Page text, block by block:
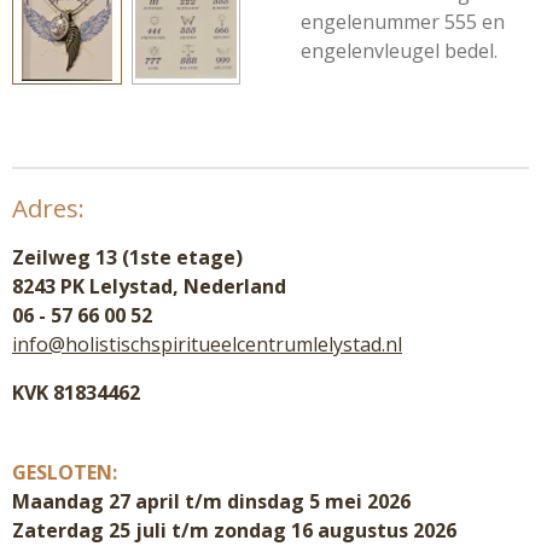
engelenummer 555 en
engelenvleugel bedel.
Adres:
Zeilweg 13 (1ste etage)
8243 PK Lelystad, Nederland
06 - 57 66 00 52
info@holistischspiritueelcentrumlelystad.nl
KVK 81834462
GESLOTEN:
Maandag 27 april t/m dinsdag 5 mei 2026
Zaterdag 25 juli t/m zondag 16 augustus 2026